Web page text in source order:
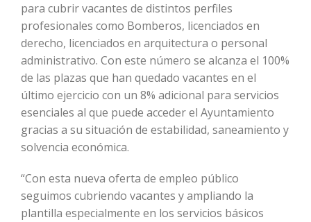
para cubrir vacantes de distintos perfiles
profesionales como Bomberos, licenciados en
derecho, licenciados en arquitectura o personal
administrativo. Con este número se alcanza el 100%
de las plazas que han quedado vacantes en el
último ejercicio con un 8% adicional para servicios
esenciales al que puede acceder el Ayuntamiento
gracias a su situación de estabilidad, saneamiento y
solvencia económica.
“Con esta nueva oferta de empleo público
seguimos cubriendo vacantes y ampliando la
plantilla especialmente en los servicios básicos